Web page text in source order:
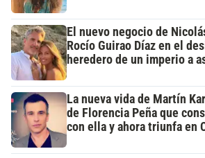
El nuevo negocio de
Rocío Guirao Díaz en el
heredero de un imperio a
La nueva vida de Martín
de Florencia Peña que
con ella y ahora triunfa en